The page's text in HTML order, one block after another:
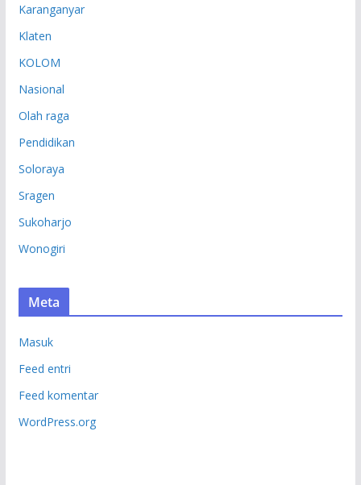
Karanganyar
Klaten
KOLOM
Nasional
Olah raga
Pendidikan
Soloraya
Sragen
Sukoharjo
Wonogiri
Meta
Masuk
Feed entri
Feed komentar
WordPress.org